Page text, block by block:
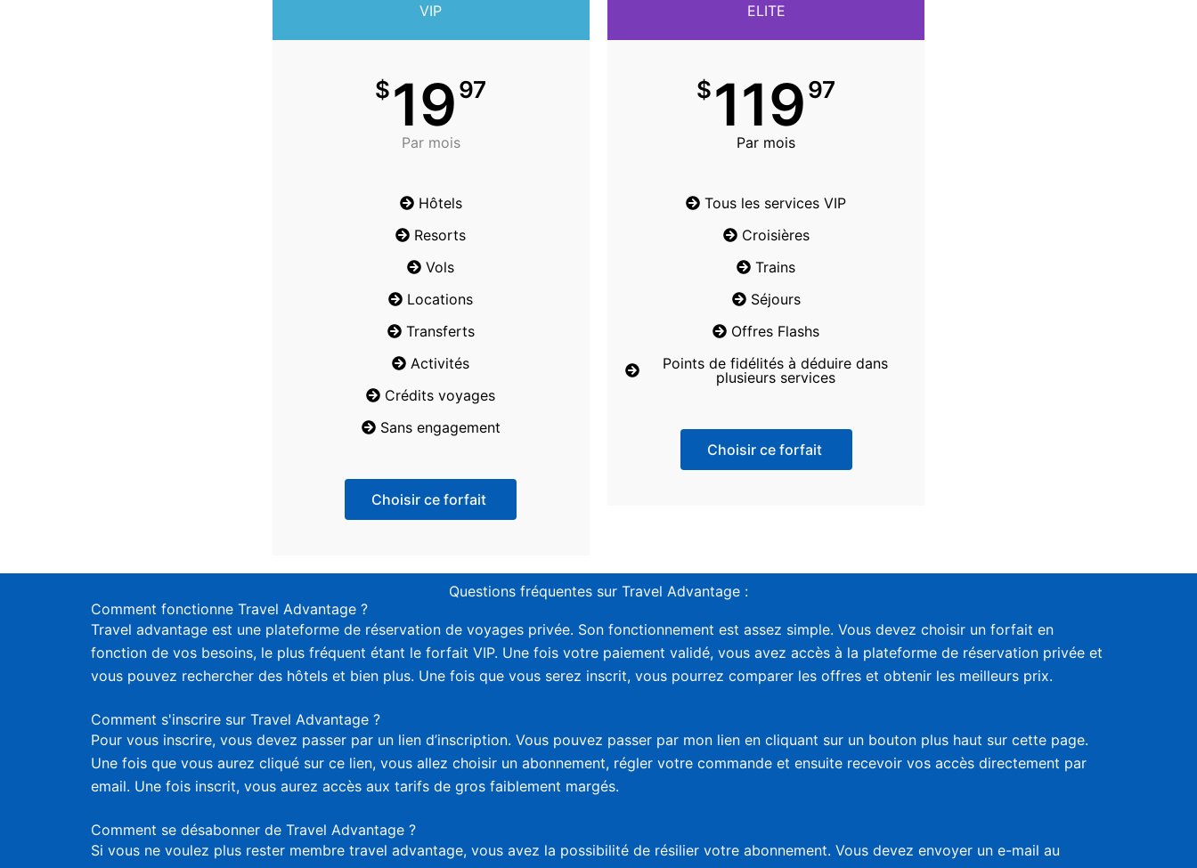
VIP
$1997
Par mois
Hôtels
Resorts
Vols
Locations
Transferts
Activités
Crédits voyages
Sans engagement
Choisir ce forfait
ELITE
$11997
Par mois
Tous les services VIP
Croisières
Trains
Séjours
Offres Flashs
Points de fidélités à déduire dans
plusieurs services
Choisir ce forfait
Questions fréquentes sur Travel Advantage :
Comment fonctionne Travel Advantage ?
Travel advantage est une plateforme de réservation de voyages privée. Son fonctionnement est assez simple. Vous devez choisir un forfait en
fonction de vos besoins, le plus fréquent étant le forfait VIP. Une fois votre paiement validé, vous avez accès à la plateforme de réservation privée et
vous pouvez rechercher des hôtels et bien plus. Une fois que vous serez inscrit, vous pourrez comparer les offres et obtenir les meilleurs prix.
Comment s'inscrire sur Travel Advantage ?
Pour vous inscrire, vous devez passer par un lien d’inscription. Vous pouvez passer par mon lien en cliquant sur un bouton plus haut sur cette page.
Une fois que vous aurez cliqué sur ce lien, vous allez choisir un abonnement, régler votre commande et ensuite recevoir vos accès directement par
email. Une fois inscrit, vous aurez accès aux tarifs de gros faiblement margés.
Comment se désabonner de Travel Advantage ?
Si vous ne voulez plus rester membre travel advantage, vous avez la possibilité de résilier votre abonnement. Vous devez envoyer un e-mail au